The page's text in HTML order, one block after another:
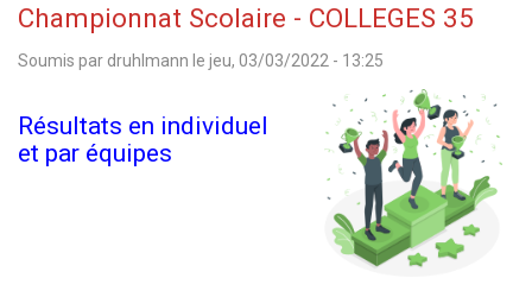
-
ECOLES
Championnat Scolaire - COLLEGES 35
Soumis par druhlmann le jeu, 03/03/2022 - 13:25
Résultats en individuel
et par équipes